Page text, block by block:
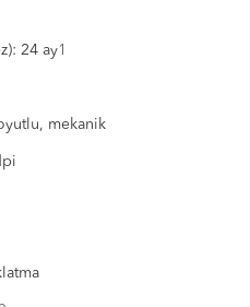
24 ay1
mekanik